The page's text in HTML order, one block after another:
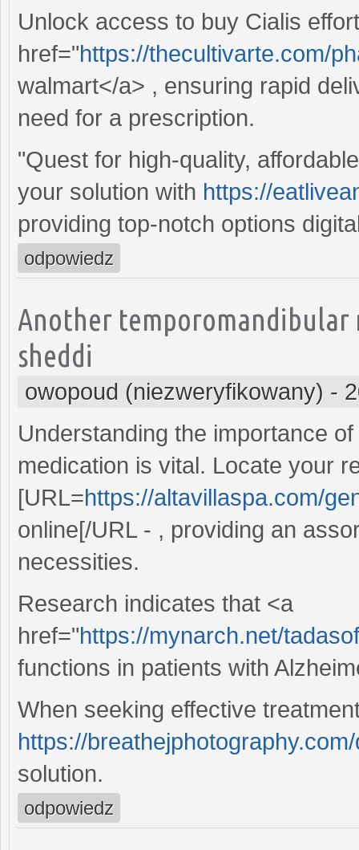
Unlock access to buy Cialis
href="https://thecultivarte.com/
walmart</a> , ensuring rapid
need for a prescription.
"Quest for high-quality,
your solution with https://
providing top-notch options
odpowiedz
Another temporomandibular
sheddi
owopoud (niezweryfikowany) -
Understanding the importance
medication is vital. Locate your
[URL=https://altavillaspa.com/
online[/URL - , providing an
necessities.
Research indicates that <a
href="https://mynarch.net/
functions in patients with
When seeking effective
https://
solution.
odpowiedz